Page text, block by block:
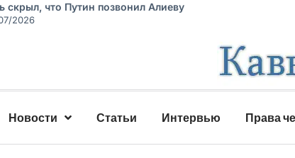
скрыл, что Путин позвонил Алиеву
2026
Новости Статьи Интервью Права